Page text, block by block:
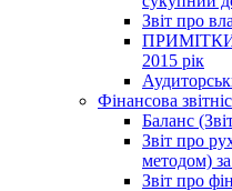
Звіт про
ПРИМІТКИ
2015 рік
Фінансова
Баланс
Звіт про
методом)
Звіт про